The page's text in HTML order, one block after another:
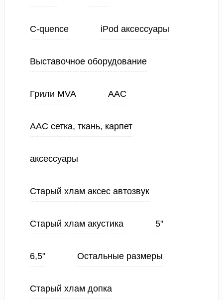
C-quence iPod аксессуары
Выставочное оборудование
Грили MVA ААС
ААС сетка, ткань, карпет
аксессуары
Старый хлам аксес автозвук
Старый хлам акустика 5"
6,5" Остальные размеры
Старый хлам допка